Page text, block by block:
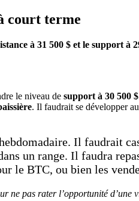
court terme
à 31 500 $ et le support à
le niveau de support à 30 500 $
. Il faudrait se développer
Il faudrait
un range. Il faudra
le BTC, ou bien les
ne pas rater l’opportunité d’une